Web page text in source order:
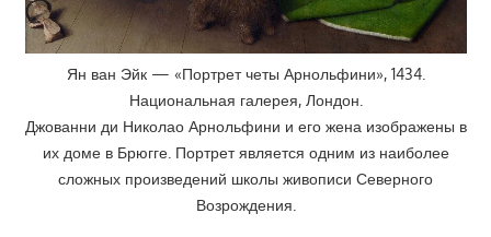
Ян ван Эйк — «Портрет четы Арнольфини», 1434.
Национальная галерея, Лондон.
Джованни ди Николао Арнольфини и его жена изображены в
их доме в Брюгге. Портрет является одним из наиболее
сложных произведений школы живописи Северного
Возрождения.